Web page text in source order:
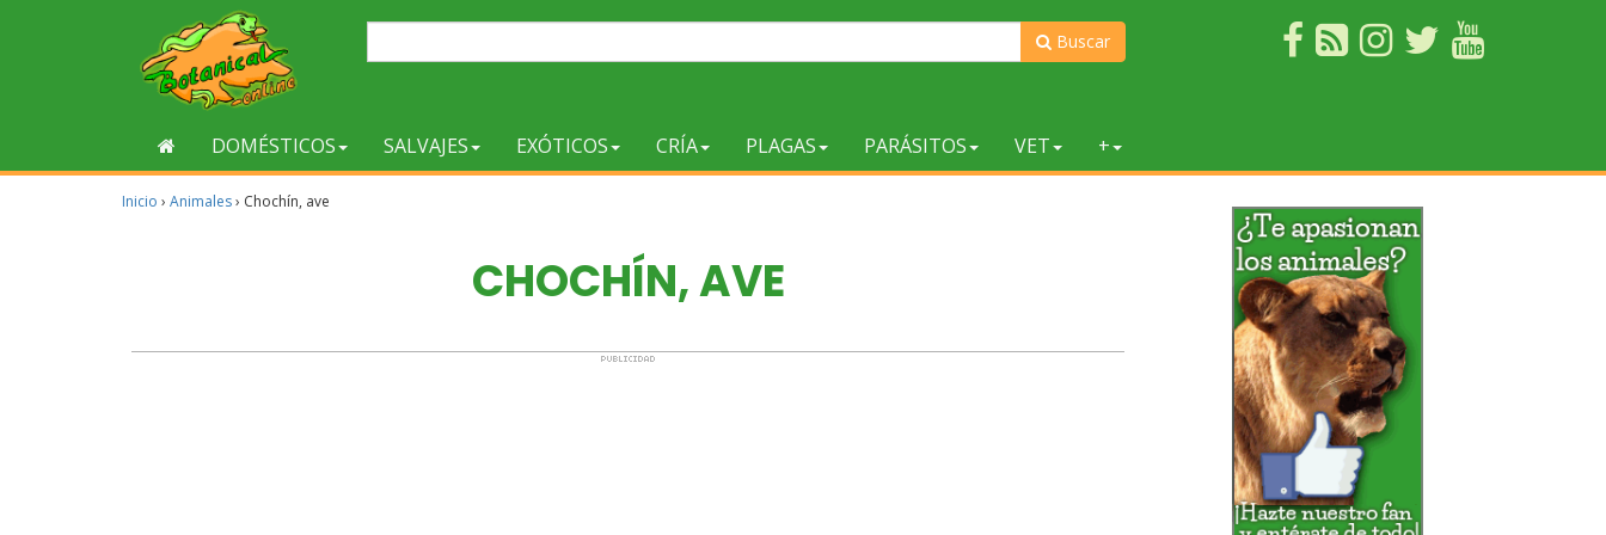
Buscar
DOMÉSTICOS SALVAJES EXÓTICOS CRÍA PLAGAS PARÁSITOS VET +
Inicio › Animales› Chochín, ave
CHOCHÍN, AVE